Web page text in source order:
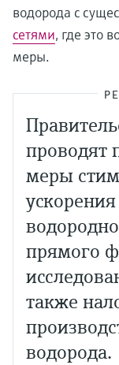
водорода с
сетями, где это
меры.
проводят
меры
прямого
также
водорода.